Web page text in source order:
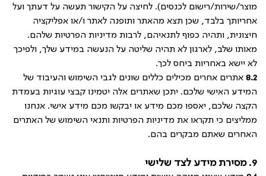
מוצר/שירות/רישום לכנסים). לחיצה על הקישור תעשה על דעתך ועל
אחריותך בלבד, שכן תצא מהאתר ותופנה לאתר ו/או אפליקציה
חיצונית, ותהיה כפוף לתנאיהם, לרבות מדיניות הפרטיות שלהם.
מאותו שלב, לארגון לא תהיה שליטה על הנעשה במידע שלך, ולפיכך
לא יישא באחריות ביחס לכך.
8.2 אתרים אחרים מכילים כללים שונים לגבי השימוש והעיבוד של
המידע האישי שלכם. יתכן שאתרים אלה יטמינו קבצי עוגיות בעמדת
הקצה שלכם, יאספו מכם מידע או יבקשו מכם מידע אישי. אנחנו
ממליצים כי תקראו את מדיניות הפרטיות ותנאי השימוש של האתרים
האחרים שאתם מבקרים בהם.
9. מסירת מידע לצד שלישי